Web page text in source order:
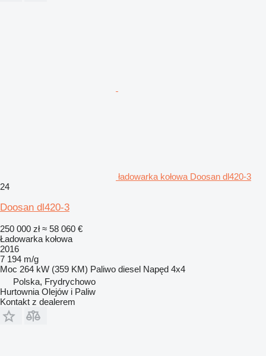
ładowarka kołowa Doosan dl420-3
24
Doosan dl420-3
250 000 zł ≈ 58 060 €
Ładowarka kołowa
2016
7 194 m/g
Moc 264 kW (359 KM) Paliwo diesel Napęd 4x4
Polska, Frydrychowo
Hurtownia Olejów i Paliw
Kontakt z dealerem